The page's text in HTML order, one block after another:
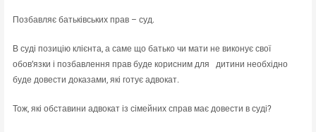
Позбавляє батьківських прав – суд.
В суді позицію клієнта, а саме що батько чи мати не виконує свої
обов’язки і позбавлення прав буде корисним для дитини необхідно
буде довести доказами, які готує адвокат.
Тож, які обставини адвокат із сімейних справ має довести в суді?